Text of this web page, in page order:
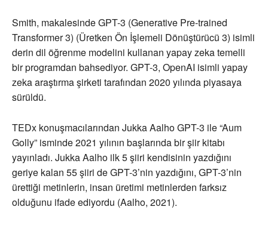
Smith, makalesinde GPT-3 (Generative Pre-trained
Transformer 3) (Üretken Ön İşlemeli Dönüştürücü 3) isimli
derin dil öğrenme modelini kullanan yapay zeka temelli
bir programdan bahsediyor. GPT-3, OpenAI isimli yapay
zeka araştırma şirketi tarafından 2020 yılında piyasaya
sürüldü.
TEDx konuşmacılarından Jukka Aalho GPT-3 ile “Aum
Golly” isminde 2021 yılının başlarında bir şiir kitabı
yayınladı. Jukka Aalho ilk 5 şiiri kendisinin yazdığını
geriye kalan 55 şiiri de GPT-3’nin yazdığını, GPT-3’nin
ürettiği metinlerin, insan üretimi metinlerden farksız
olduğunu ifade ediyordu (Aalho, 2021).